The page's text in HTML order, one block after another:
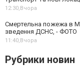
12:30, Вчора
Смертельна пожежа в
зведення ДСНС, - ФОТО
11:40, Вчора
Рубрики новин